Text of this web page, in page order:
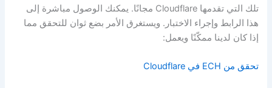
تلك التي تقدمها Cloudflare مجانًا. يمكنك الوصول مباشرة إلى
هذا الرابط وإجراء الاختبار. ويستغرق الأمر بضع ثوان للتحقق مما
إذا كان لدينا ممكّنًا ويعمل:
تحقق من ECH في Cloudflare